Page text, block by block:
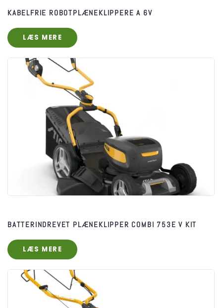
KABELFRIE ROBOTPLÆNEKLIPPERE A 6V
LÆS MERE
BATTERINDREVET PLÆNEKLIPPER COMBI 753E V KIT
LÆS MERE